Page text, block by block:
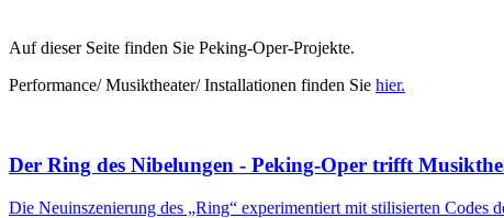
Auf dieser Seite finden Sie Peking-Oper-Projekte.
Performance/ Musiktheater/ Installationen finden Sie hier.
Der Ring des Nibelungen - Peking-Oper trifft
Die Neuinszenierung des „Ring“ experimentiert mit stilisierten